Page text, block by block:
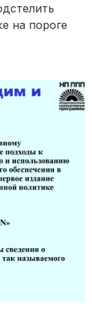
на пороге